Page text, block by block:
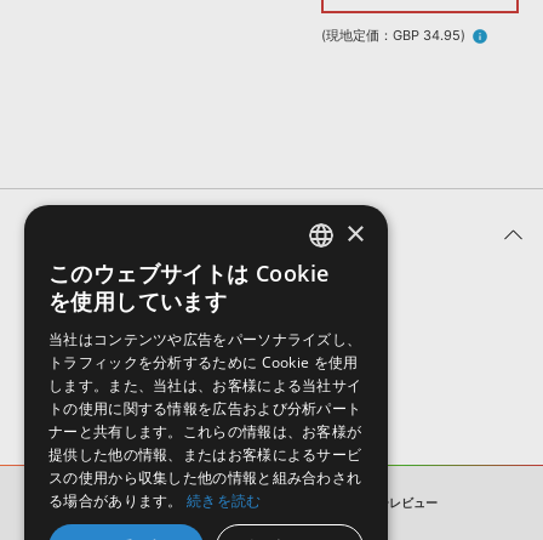
無償のサウンド管理ソフト
(現地定価：GBP 34.95) info
ユーザーレビュー (0件)
表示順
CLASSIC 90S HOUSE VOL2 ユーザーレビュー
ENGLISH
×
このウェブサイトは Cookie
を使用しています
当社はコンテンツや広告をパーソナライズし、
トラフィックを分析するために Cookie を使用
します。また、当社は、お客様による当社サイ
トの使用に関する情報を広告および分析パート
ナーと共有します。これらの情報は、お客様が
提供した他の情報、またはお客様によるサービ
スの使用から収集した他の情報と組み合わされ
る場合があります。
続きを読む